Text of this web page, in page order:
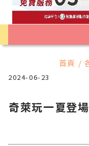
首頁 /
2024-06-23
奇萊玩一夏登